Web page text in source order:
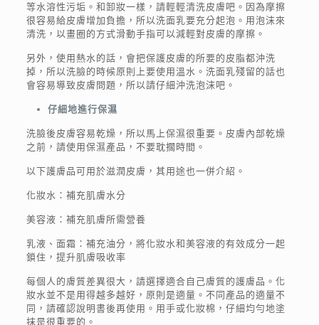
等水溶性污垢。和卸妝一樣，請輕輕清洗皮膚吧。因為摩擦
很容易給皮膚增加負擔，所以洗面乳要充分起泡。用泡沫來
清洗，以畫圈的方式滑動手指可以減輕對皮膚的摩擦。
另外，使用熱水的話，會把保護皮膚的所要的皮脂都沖洗
掉，所以洗臉的時候原則上要使用溫水。洗面乳殘留的話也
會容易導致皮膚問題，所以請仔細沖洗泡沫吧。
仔細地進行保濕
洗臉後皮膚容易乾燥，所以馬上保濕很重要。皮膚內部乾燥
之前，請使用保濕產品，不要耽擱時間。
以下護膚品可用於滋潤皮膚，其用途也一併介紹。
化妝水：補充肌膚水分
美容液：補充肌膚所需營養
乳液、面霜：補充油分，將化妝水和美容液的有效成分一起
鎖住，提升肌膚吸收率
每個人的膚質差異很大，請選擇適合自己膚質的護膚品。化
妝水並不是用得越多越好，原則是適量。不同產品的適量不
同，請確認說明書後再使用。用手或化妝棉，仔細均勻地塗
抹是很重要的。